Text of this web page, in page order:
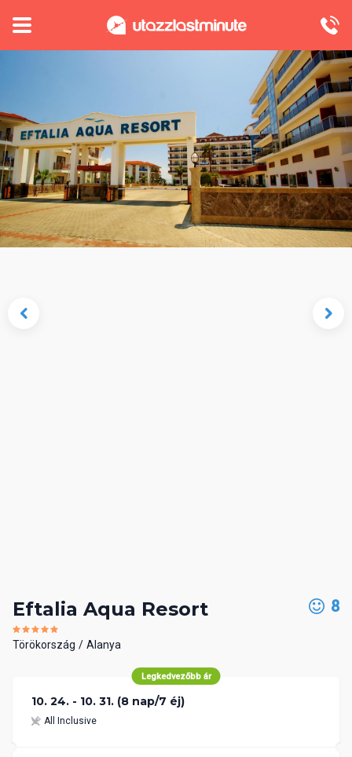
Eftalia Aqua Resort
Törökország Alanya
8
Legkedvezőbb ár
10. 24. - 10. 31. (8 nap/7 éj)
All Inclusive